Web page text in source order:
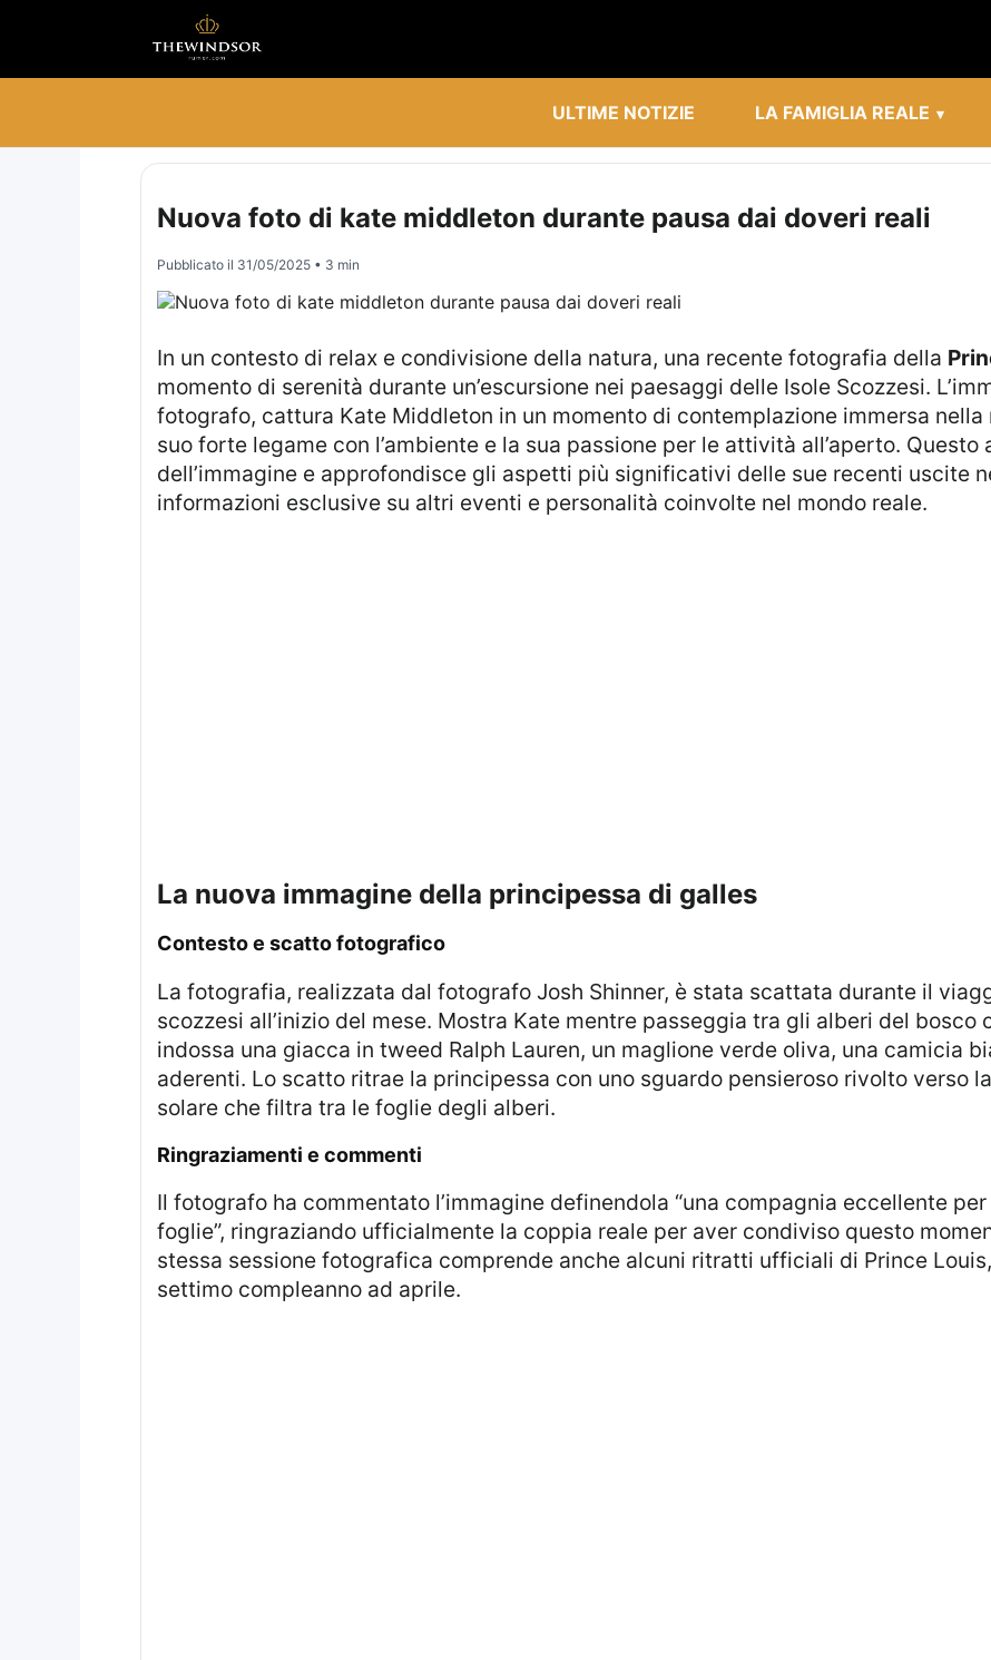
ULTIME NOTIZIE LA FAMIGLIA REALE
Nuova foto di kate middleton durante pausa dai doveri reali
Pubblicato il 31/05/2025• 3 min
In un contesto di relax e condivisione della natura, una recente fotografia della
momento di serenità durante un’escursione nei paesaggi delle Isole Scozzesi.
fotografo, cattura Kate Middleton in un momento di contemplazione immersa
suo forte legame con l’ambiente e la sua passione per le attività all’aperto.
dell’immagine e approfondisce gli aspetti più significativi delle sue recenti uscite
informazioni esclusive su altri eventi e personalità coinvolte nel mondo reale.
la nuova immagine della principessa di galles
contesto e scatto fotografico
La fotografia, realizzata dal fotografo Josh Shinner, è stata scattata durante il viaggio del couple reale nelle isole
scozzesi all’inizio del mese. Mostra Kate mentre passeggia tra gli alberi del bosco
indossa una giacca in tweed Ralph Lauren, un maglione verde oliva, una camicia
aderenti. Lo scatto ritrae la principessa con uno sguardo pensieroso rivolto verso
solare che filtra tra le foglie degli alberi.
ringraziamenti e commenti
Il fotografo ha commentato l’immagine definendola “una compagnia eccellente per una passeggiata soleggiata tra le
foglie”, ringraziando ufficialmente la coppia reale per aver condiviso questo
stessa sessione fotografica comprende anche alcuni ritratti ufficiali di Prince
settimo compleanno ad aprile.